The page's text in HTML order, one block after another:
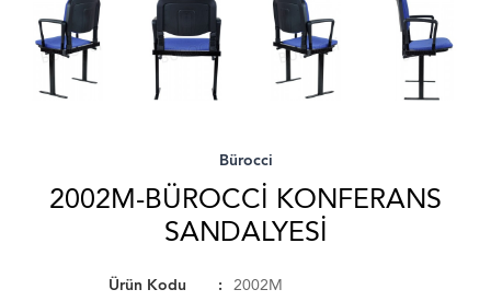
Bürocci
2002M-BÜROCCI KONFERANS
SANDALYESI
Ürün Kodu
2002M